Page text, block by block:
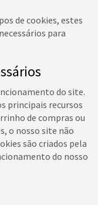
de cookies, estes
para
do site.
principais recursos
de compras ou
o nosso site não
são criados pela
do nosso